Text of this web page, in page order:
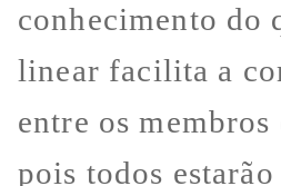
conhecimento do
linear facilita a
entre os membros
pois todos